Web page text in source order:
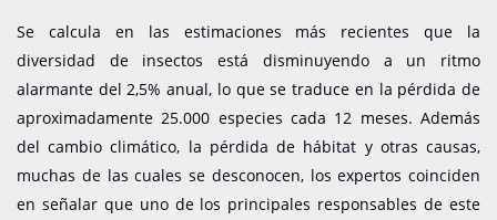
Se calcula en las estimaciones más recientes que la
diversidad de insectos está disminuyendo a un ritmo
alarmante del 2,5% anual, lo que se traduce en la pérdida de
aproximadamente 25.000 especies cada 12 meses. Además
del cambio climático, la pérdida de hábitat y otras causas,
muchas de las cuales se desconocen, los expertos coinciden
en señalar que uno de los principales responsables de este